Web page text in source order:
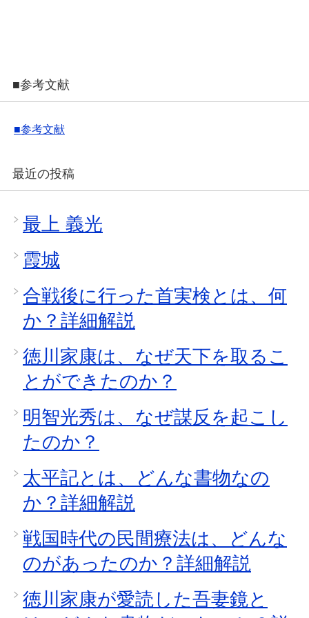
■参考文献
■参考文献
最近の投稿
最上 義光
霞城
合戦後に行った首実検とは、何
か？詳細解説
徳川家康は、なぜ天下を取るこ
とができたのか？
明智光秀は、なぜ謀反を起こし
たのか？
太平記とは、どんな書物なの
か？詳細解説
戦国時代の民間療法は、どんな
のがあったのか？詳細解説
徳川家康が愛読した吾妻鏡と